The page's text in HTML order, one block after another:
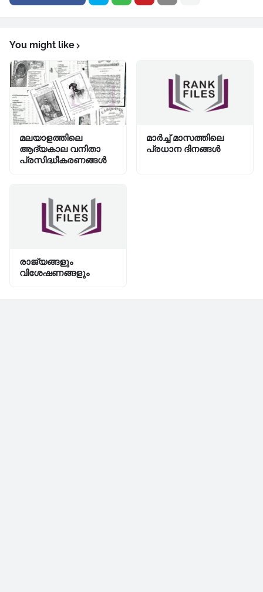
You might like
മലയാളത്തിലെ
ആദ്യകാല വനിതാ
പ്രസിദ്ധീകരണങ്ങൾ
മാർച്ച് മാസത്തിലെ
പ്രധാന ദിനങ്ങൾ
രാജ്യങ്ങളും
വിശേഷണങ്ങളും